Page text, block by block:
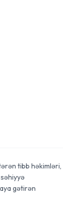
tibb həkimləri,
gətirən